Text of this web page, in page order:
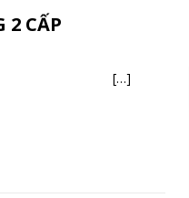
2 CẤP
2 CẤP […]